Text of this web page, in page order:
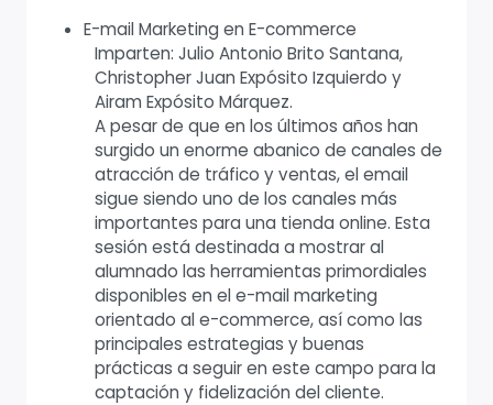
E-mail Marketing en E-commerce
Imparten: Julio Antonio Brito Santana,
Christopher Juan Expósito Izquierdo y
Airam Expósito Márquez.
A pesar de que en los últimos años han
surgido un enorme abanico de canales de
atracción de tráfico y ventas, el email
sigue siendo uno de los canales más
importantes para una tienda online. Esta
sesión está destinada a mostrar al
alumnado las herramientas primordiales
disponibles en el e-mail marketing
orientado al e-commerce, así como las
principales estrategias y buenas
prácticas a seguir en este campo para la
captación y fidelización del cliente.